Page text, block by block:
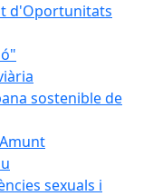
d'Oportunitats
sostenible de
sexuals i